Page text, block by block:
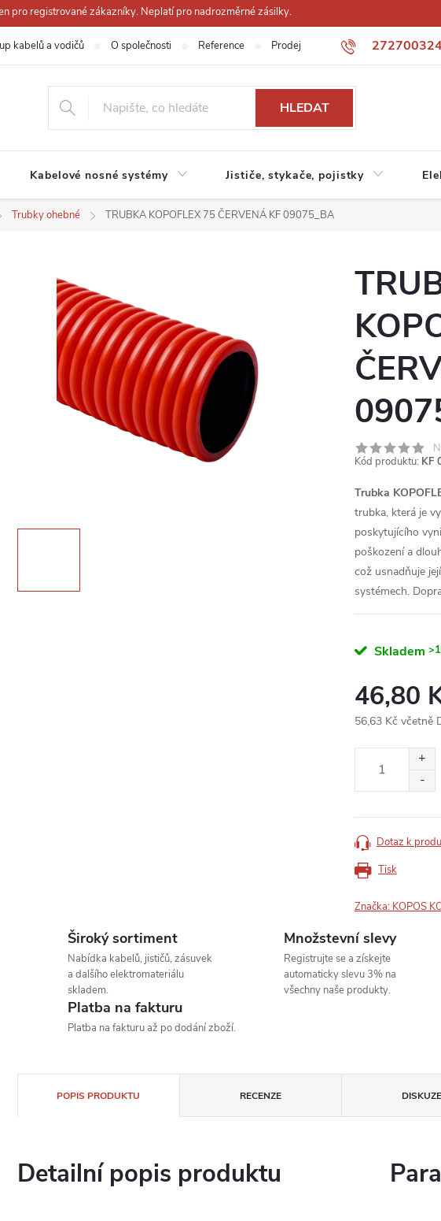
pro registrované zákazníky. Neplatí pro nadrozměrné zásilky.
kabelů a vodičů O společnosti Reference Prodejna Obchodní podmínky
HLEDAT
Kabelové nosné systémy Jističe, stykače, pojistky
Trubky ohebné TRUBKA KOPOFLEX 75 ČERVENÁ KF 09075_BA
Kód produktu: KF
Trubka
trubka, která je
poskytujícího
poškození a
což usnadňuje
systémech.
Skladem
46,80
56,63 Kč včetně
Tisk
Dotaz k
Značka: KOPOS
Široký sortiment
Nabídka kabelů, jističů, zásuvek
a dalšího elektromateriálu
skladem.
Množstevní slevy
Registrujte se a získejte
automaticky slevu 3% na
všechny naše produkty.
Platba na fakturu
Platba na fakturu až po dodání zboží.
POPIS PRODUKTU RECENZE DISKUZE
Detailní popis produktu